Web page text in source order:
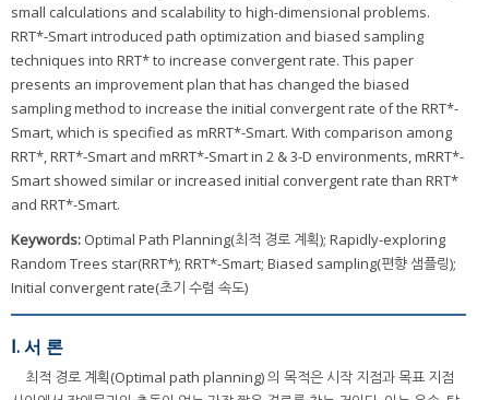
small calculations and scalability to high-dimensional problems.
RRT*-Smart introduced path optimization and biased sampling
techniques into RRT* to increase convergent rate. This paper
presents an improvement plan that has changed the biased
sampling method to increase the initial convergent rate of the RRT*-
Smart, which is specified as mRRT*-Smart. With comparison among
RRT*, RRT*-Smart and mRRT*-Smart in 2 & 3-D environments, mRRT*-
Smart showed similar or increased initial convergent rate than RRT*
and RRT*-Smart.
Keywords: Optimal Path Planning(최적 경로 계획); Rapidly-exploring
Random Trees star(RRT*); RRT*-Smart; Biased sampling(편향 샘플링);
Initial convergent rate(초기 수렴 속도)
Ⅰ. 서 론
최적 경로 계획(Optimal path planning) 의 목적은 시작 지점과 목표 지점